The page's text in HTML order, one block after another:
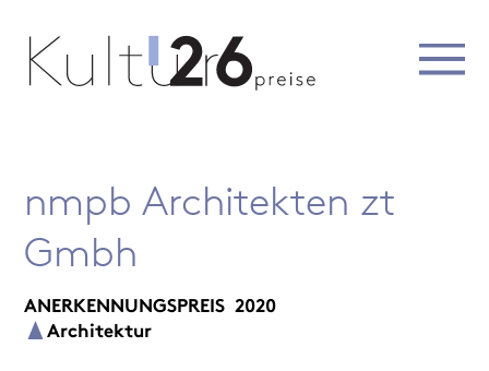
nmpb Architekten zt
Gmbh
ANERKENNUNGSPREIS 2020
Architektur